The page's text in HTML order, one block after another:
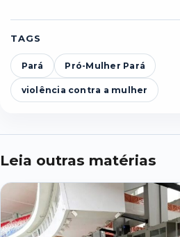
TAGS
Pará Pró-Mulher Pará
violência contra a mulher
Leia outras matérias